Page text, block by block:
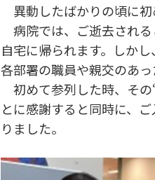
異動したばかりの頃に初
病院では、ご逝去され
自宅に帰られます。しか
各部署の職員や親交のあ
初めて参列した時、その
とに感謝すると同時に、
りました。